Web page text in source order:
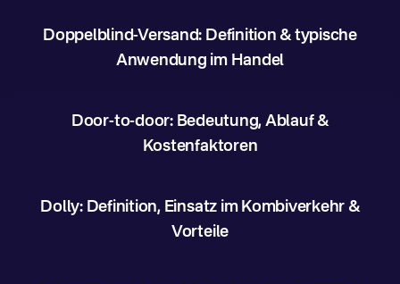
Doppelblind-Versand: Definition & typische
Anwendung im Handel
Door-to-door: Bedeutung, Ablauf &
Kostenfaktoren
Dolly: Definition, Einsatz im Kombiverkehr &
Vorteile